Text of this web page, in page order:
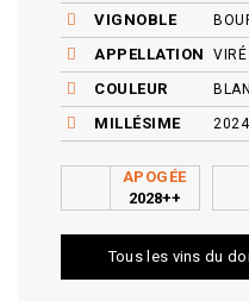
VIGNOBLE
APPELLATION VIRÉ
COULEUR
MILLÉSIME 2024
APOGÉE
2028++
Tous les vins du